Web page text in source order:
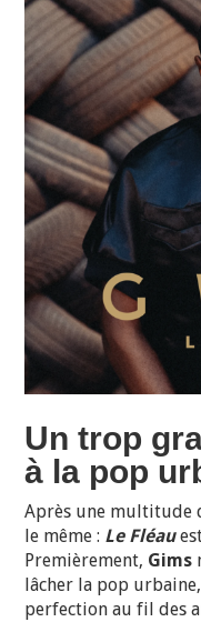
Un trop
à la pop
Après une multitude
le même : Le Fléau
Premièrement, Gims
lâcher la pop
perfection au fil des